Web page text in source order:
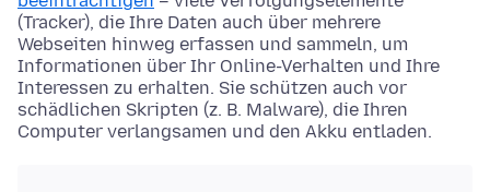
(Tracker), die Ihre Daten auch über mehrere
Webseiten hinweg erfassen und sammeln, um
Informationen über Ihr Online-Verhalten und Ihre
Interessen zu erhalten. Sie schützen auch vor
schädlichen Skripten (z. B. Malware), die Ihren
Computer verlangsamen und den Akku entladen.